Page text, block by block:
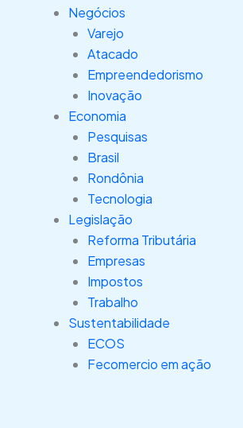
Negócios
Varejo
Atacado
Empreendedorismo
Inovação
Economia
Pesquisas
Brasil
Rondônia
Tecnologia
Legislação
Reforma Tributária
Empresas
Impostos
Trabalho
Sustentabilidade
ECOS
Fecomercio em ação